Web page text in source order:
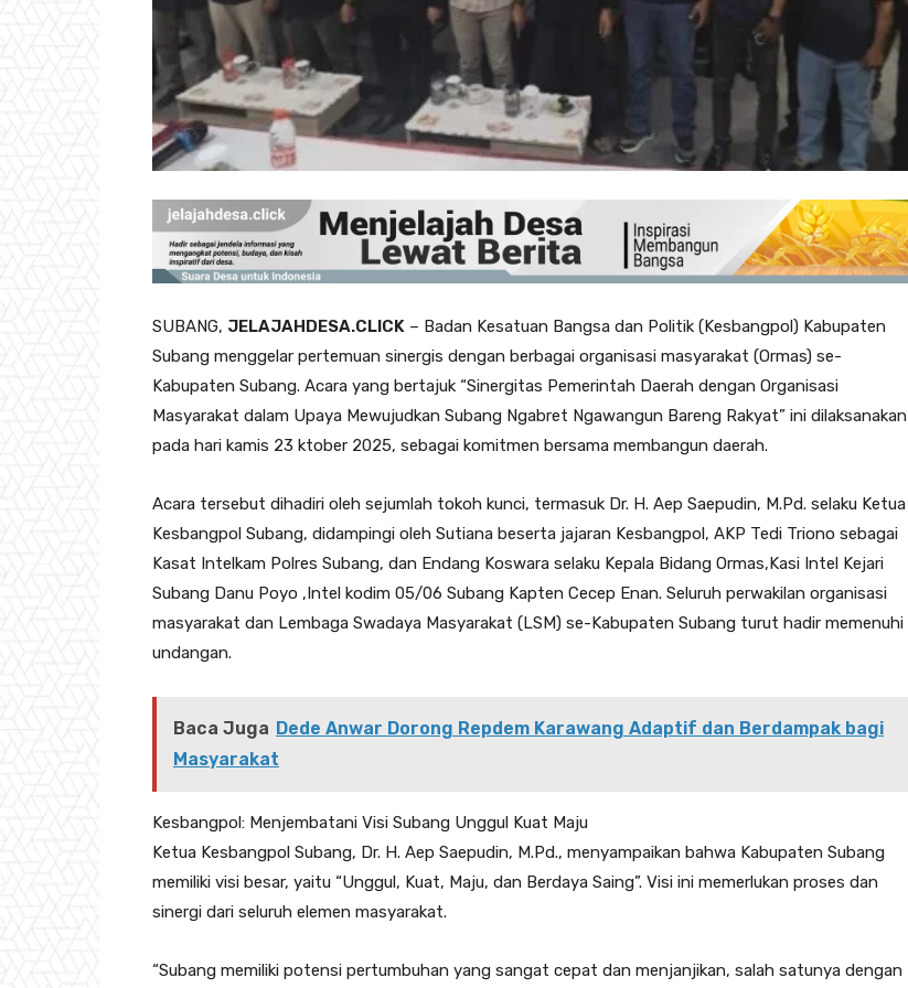
SUBANG, JELAJAHDESA.CLICK – Badan Kesatuan Bangsa dan Politik (Kesbangpol) Kabupaten
Subang menggelar pertemuan sinergis dengan berbagai organisasi masyarakat (Ormas) se-
Kabupaten Subang. Acara yang bertajuk “Sinergitas Pemerintah Daerah dengan Organisasi
Masyarakat dalam Upaya Mewujudkan Subang Ngabret Ngawangun Bareng Rakyat” ini dilaksanakan
pada hari kamis 23 ktober 2025, sebagai komitmen bersama membangun daerah.
Acara tersebut dihadiri oleh sejumlah tokoh kunci, termasuk Dr. H. Aep Saepudin, M.Pd. selaku Ketua
Kesbangpol Subang, didampingi oleh Sutiana beserta jajaran Kesbangpol, AKP Tedi Triono sebagai
Kasat Intelkam Polres Subang, dan Endang Koswara selaku Kepala Bidang Ormas,Kasi Intel Kejari
Subang Danu Poyo ,Intel kodim 05/06 Subang Kapten Cecep Enan. Seluruh perwakilan organisasi
masyarakat dan Lembaga Swadaya Masyarakat (LSM) se-Kabupaten Subang turut hadir memenuhi
undangan.
Baca Juga Dede Anwar Dorong Repdem Karawang Adaptif dan Berdampak bagi
Masyarakat
Kesbangpol: Menjembatani Visi Subang Unggul Kuat Maju
Ketua Kesbangpol Subang, Dr. H. Aep Saepudin, M.Pd., menyampaikan bahwa Kabupaten Subang
memiliki visi besar, yaitu “Unggul, Kuat, Maju, dan Berdaya Saing”. Visi ini memerlukan proses dan
sinergi dari seluruh elemen masyarakat.
“Subang memiliki potensi pertumbuhan yang sangat cepat dan menjanjikan, salah satunya dengan